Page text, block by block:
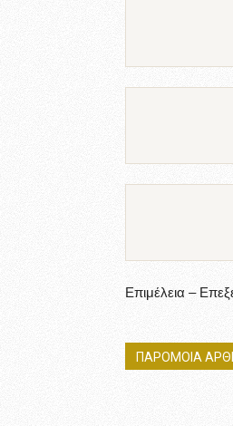
Επιμέλεια –
ΠΑΡΟΜΟΙΑ